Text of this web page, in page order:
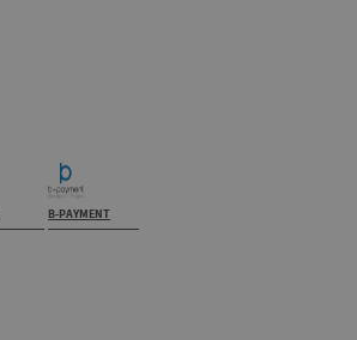
B-PAYMENT